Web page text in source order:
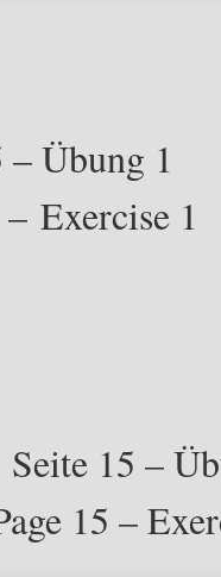
– Übung 1
– Exercise 1
Seite 15 –
15 –